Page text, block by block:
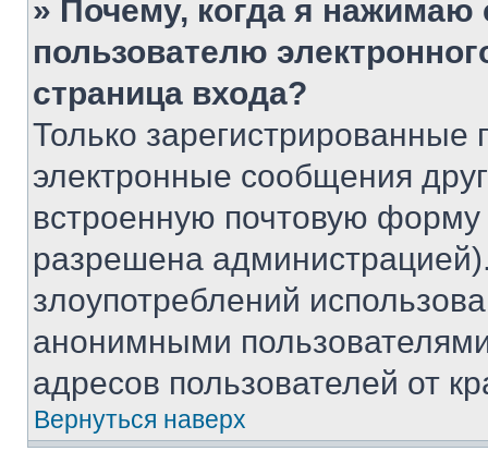
» Почему, когда я нажимаю
пользователю
страница входа?
Только зарегистрированные
электронные сообщения
встроенную почтовую
разрешена
злоупотреблений
анонимными
адресов пользователей от
Вернуться наверх